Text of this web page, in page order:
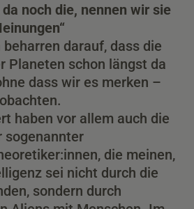
noch die, nennen wir sie
darauf, dass die
Planeten schon längst da
dass wir es merken –
haben vor allem auch die
sogenannter
die meinen,
sei nicht durch die
sondern durch